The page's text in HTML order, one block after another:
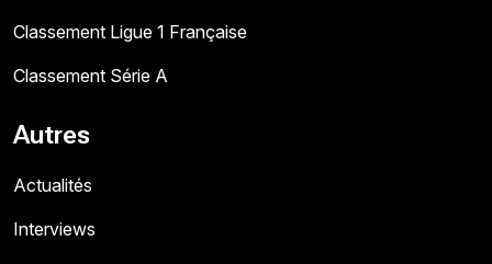
Classement Ligue 1 Française
Classement Série A
Autres
Actualités
Interviews